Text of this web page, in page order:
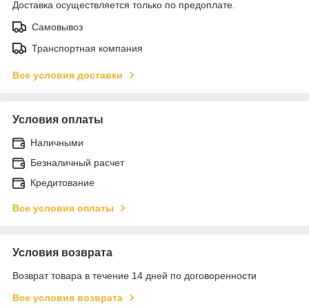
Доставка осуществляется только по предоплате.
Самовывоз
Транспортная компания
Все условия доставки
Условия оплаты
Наличными
Безналичный расчет
Кредитование
Все условия оплаты
Условия возврата
Возврат товара в течение 14 дней по договоренности
Все условия возврата